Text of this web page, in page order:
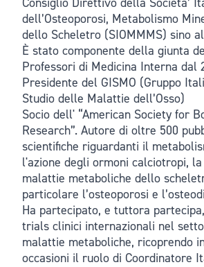
dell’Osteoporosi, Metabolismo
dello Scheletro (SIOMMMS) sino
È stato componente della giunta
Professori di Medicina Interna dal
Presidente del GISMO (Gruppo
Studio delle Malattie dell’Osso)
Socio dell' “American Society for
Research”. Autore di oltre 500
scientifiche riguardanti il
l'azione degli ormoni calciotropi,
malattie metaboliche dello
particolare l’osteoporosi e
Ha partecipato, e tuttora
trials clinici internazionali nel
malattie metaboliche, ricoprendo
occasioni il ruolo di Coordinatore